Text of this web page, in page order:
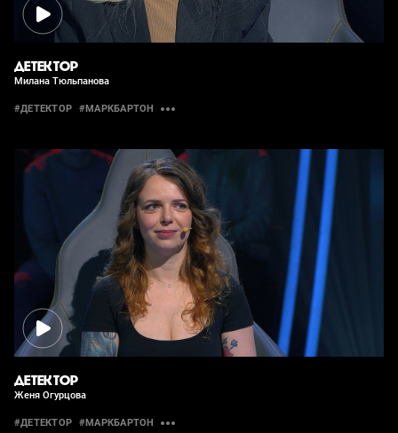
ДЕТЕКТОР
Милана Тюльпанова
#ДЕТЕКТОР #МАРКБАРТОН
ДЕТЕКТОР
Женя Огурцова
#ДЕТЕКТОР #МАРКБАРТОН